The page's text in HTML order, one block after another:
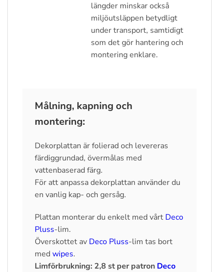
längder minskar också
miljöutsläppen betydligt
under transport, samtidigt
som det gör hantering och
montering enklare.
Målning, kapning och
montering:
Dekorplattan är folierad och levereras
färdiggrundad, övermålas med
vattenbaserad färg.
För att anpassa dekorplattan använder du
en vanlig kap- och gersåg.
Plattan monterar du enkelt med vårt Deco
Pluss-lim.
Överskottet av Deco Pluss-lim tas bort
med wipes.
Limförbrukning: 2,8 st per patron Deco